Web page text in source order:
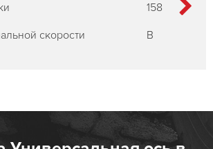
158
скорости
B